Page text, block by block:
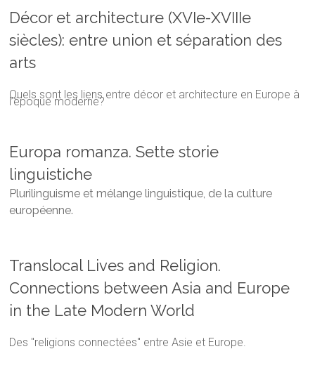
Décor et architecture (XVIe-XVIIIe
siècles): entre union et séparation des
arts
Quels sont les liens entre décor et architecture en Europe à
l’époque moderne?
Europa romanza. Sette storie
linguistiche
Plurilinguisme et mélange linguistique, de la culture
européenne.
Translocal Lives and Religion.
Connections between Asia and Europe
in the Late Modern World
Des "religions connectées" entre Asie et Europe.